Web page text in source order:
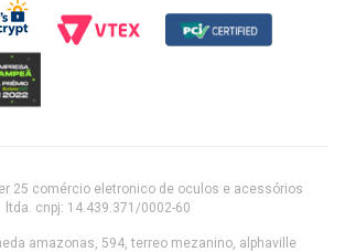
25 comércio eletronico de oculos e acessórios
ltda. cnpj: 14.439.371/0002-60
amazonas, 594, terreo mezanino, alphaville